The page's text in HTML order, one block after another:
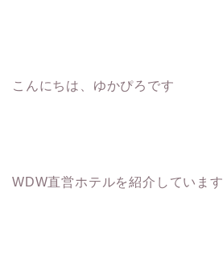
こんにちは、ゆかぴろです
WDW直営ホテルを紹介しています